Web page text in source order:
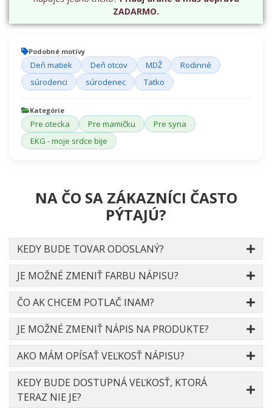
ZADARMO.
Podobné motívy
Deň matiek Deň otcov MDŽ
Rodinné
súrodenci
súrodenec Tatko
Kategórie
Pre otecka Pre mamičku
Pre syna
EKG - moje srdce bije
NA ČO SA ZÁKAZNÍCI ČASTO
PÝTAJÚ?
KEDY BUDE TOVAR ODOSLANÝ?
JE MOŽNÉ ZMENIŤ FARBU NÁPISU?
ČO AK CHCEM POTLAČ INAM?
JE MOŽNÉ ZMENIŤ NÁPIS NA PRODUKTE?
AKO MÁM OPÍSAŤ VEĽKOSŤ NÁPISU?
KEDY BUDE DOSTUPNÁ VEĽKOSŤ, KTORÁ
TERAZ NIE JE?